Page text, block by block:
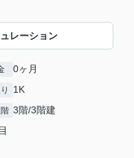
レーション
0ヶ月
1K
3階/3階建